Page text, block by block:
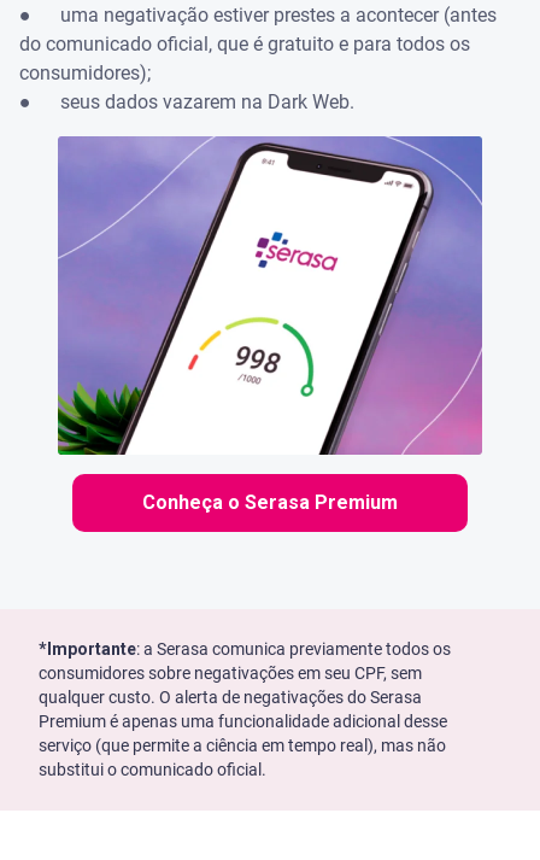
● uma negativação estiver prestes a acontecer (antes
do comunicado oficial, que é gratuito e para todos os
consumidores);
● seus dados vazarem na Dark Web.
Conheça o Serasa Premium
*Importante: a Serasa comunica previamente todos os
consumidores sobre negativações em seu CPF, sem
qualquer custo. O alerta de negativações do Serasa
Premium é apenas uma funcionalidade adicional desse
serviço (que permite a ciência em tempo real), mas não
substitui o comunicado oficial.